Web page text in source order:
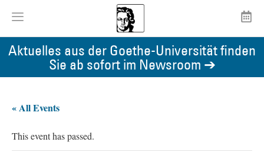
Aktuelles aus der Goethe-Universität finden
Sie ab sofort im Newsroom ➔
« All Events
This event has passed.